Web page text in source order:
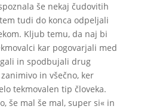
še nekaj čudovitih
tudi do konca odpeljali
Kljub temu, da naj bi
kar pogovarjali med
in spodbujali drug
in všečno, ker
tekmovalen tip človeka.
še mal še mal, super si« in